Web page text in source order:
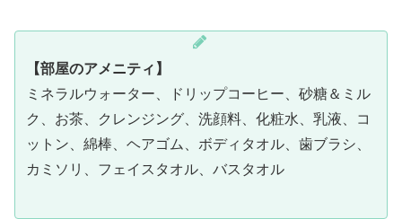
【部屋のアメニティ】
ミネラルウォーター、ドリップコーヒー、砂糖＆ミル
ク、お茶、クレンジング、洗顔料、化粧水、乳液、コ
ットン、綿棒、ヘアゴム、ボディタオル、歯ブラシ、
カミソリ、フェイスタオル、バスタオル